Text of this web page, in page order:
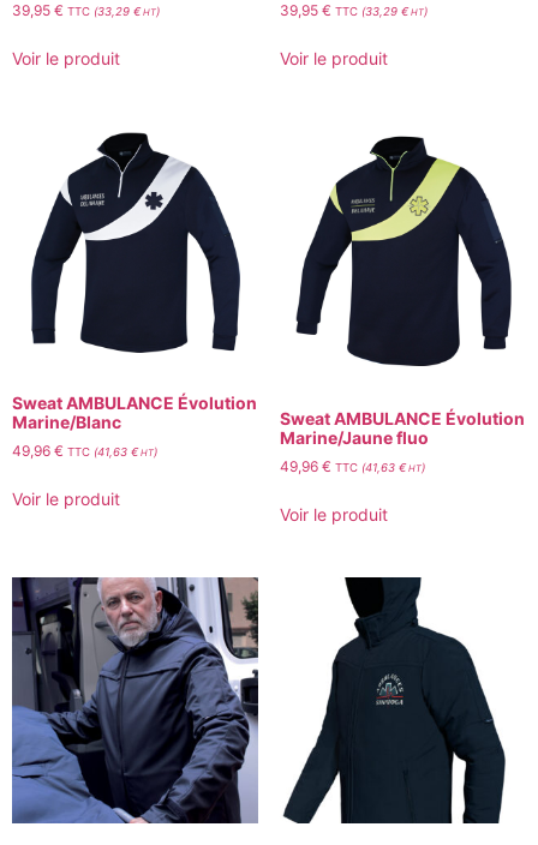
39,95 € TTC (33,29 € HT)
Voir le produit
39,95 € TTC(33,29 €HT)
Voir le produit
Sweat AMBULANCE Évolution
Marine/Blanc
49,96 € TTC (41,63 € HT)
Voir le produit
Sweat AMBULANCE Évolution
Marine/Jaune fluo
49,96 € TTC(41,63 € HT)
Voir le produit